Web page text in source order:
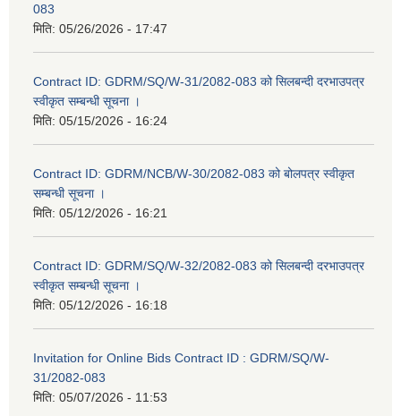
083
मिति: 05/26/2026 - 17:47
Contract ID: GDRM/SQ/W-31/2082-083 को सिलबन्दी दरभाउपत्र
स्वीकृत सम्बन्धी सूचना ।
मिति: 05/15/2026 - 16:24
Contract ID: GDRM/NCB/W-30/2082-083 को बोलपत्र स्वीकृत
सम्बन्धी सूचना ।
मिति: 05/12/2026 - 16:21
Contract ID: GDRM/SQ/W-32/2082-083 को सिलबन्दी दरभाउपत्र
स्वीकृत सम्बन्धी सूचना ।
मिति: 05/12/2026 - 16:18
Invitation for Online Bids Contract ID : GDRM/SQ/W-
31/2082-083
मिति: 05/07/2026 - 11:53